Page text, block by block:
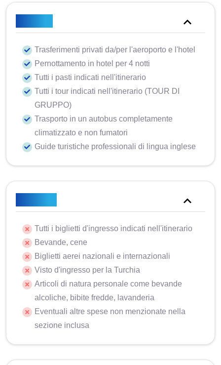
Trasferimenti privati da/per l'aeroporto e l'hotel
Pernottamento in hotel per 4 notti
Tutti i pasti indicati nell'itinerario
Tutti i tour indicati nell'itinerario (TOUR DI
GRUPPO)
Trasporto in un autobus completamente
climatizzato e non fumatori
Guide turistiche professionali di lingua inglese
Tutti i biglietti d'ingresso indicati nell'itinerario
Bevande, cene
Biglietti aerei nazionali e internazionali
Visto d'ingresso per la Turchia
Articoli di natura personale come bevande
alcoliche, bibite fredde, lavanderia
Eventuali altre spese non menzionate nella
sezione inclusa